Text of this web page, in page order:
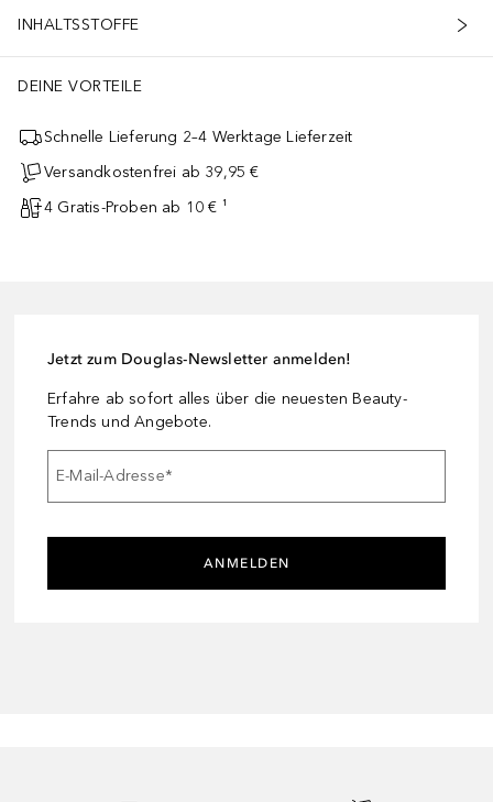
INHALTSSTOFFE
DEINE VORTEILE
Schnelle Lieferung 2–4 Werktage Lieferzeit
Versandkostenfrei ab 39,95 €
4 Gratis-Proben ab 10 € ¹
Jetzt zum Douglas-Newsletter anmelden!
Erfahre ab sofort alles über die neuesten Beauty-
Trends und Angebote.
E-Mail-Adresse*
ANMELDEN